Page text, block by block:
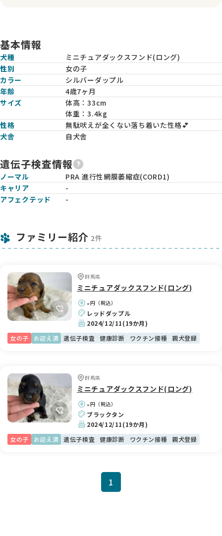
基本情報
犬種
ミニチュアダックスフンド(ロング)
性別
女の子
カラー
シルバーダップル
年齢
4歳7ヶ月
サイズ
体高：33cm
体重：3.4kg
性格
無駄吠えが全くない落ち着いた性格💕
犬舎
自犬舎
遺伝子検査情報
ノーマル
PRA 進行性網膜萎縮症(CORD1)
キャリア
-
アフェクテッド
-
ファミリー紹介 2件
群馬県
ミニチュアダックスフンド(ロング)
-円（税込）
レッドダップル
2024/12/11(19か月)
女の子
お迎え済 遺伝子検査 健康診断 ワクチン接種 親犬登録
群馬県
ミニチュアダックスフンド(ロング)
-円（税込）
ブラックタン
2024/12/11(19か月)
女の子
お迎え済 遺伝子検査 健康診断 ワクチン接種 親犬登録
1